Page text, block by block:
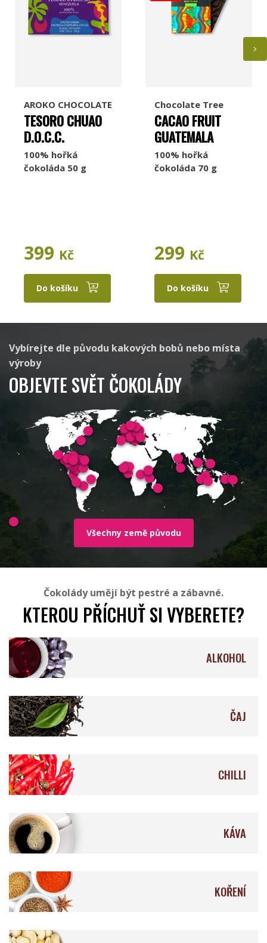
Taza Chocolate Marou
Standout Chocolate
Millésime Chocolat Soklet
Valrhona Mesjokke
Lílá Čokoláda
La Naya
AROKO CHOCOLATE
TESORO CHUAO
D.O.C.C.
100% hořká
čokoláda 50 g
399 Kč
Do košíku
Chocolate Tree
CACAO FRUIT
GUATEMALA
100% hořká
čokoláda 70 g
299 Kč
Do košíku
Vybírejte dle původu kakových bobů nebo místa
výroby
OBJEVTE SVĚT ČOKOLÁDY
Všechny země původu
Čokolády umějí být pestré a zábavné.
KTEROU PŘÍCHUŤ SI VYBERETE?
ALKOHOL
ČAJ
CHILLI
KÁVA
KOŘENÍ